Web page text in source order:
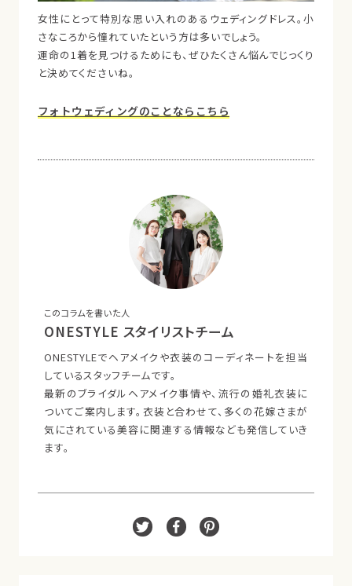
女性にとって特別な思い入れのあるウェディングドレス。小
さなころから憧れていたという方は多いでしょう。
運命の1着を見つけるためにも、ぜひたくさん悩んでじっくり
と決めてくださいね。
フォトウェディングのことならこちら
このコラムを書いた人
ONESTYLE スタイリストチーム
ONESTYLEでヘアメイクや衣装のコーディネートを担当
しているスタッフチームです。
最新のブライダルヘアメイク事情や、流行の婚礼衣装に
ついてご案内します。衣装と合わせて、多くの花嫁さまが
気にされている美容に関連する情報なども発信していき
ます。